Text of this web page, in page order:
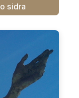
sidra